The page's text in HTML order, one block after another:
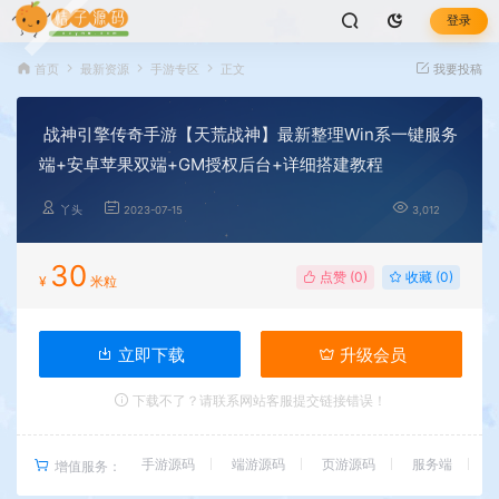
登录
首页 最新资源 手游专区 正文 我要投稿
战神引擎传奇手游【天荒战神】最新整理Win系一键服务
端+安卓苹果双端+GM授权后台+详细搭建教程
丫头 2023-07-15 3,012
¥ 30 米粒 点赞 (0) 收藏 (0)
立即下载 升级会员
下载不了？请联系网站客服提交链接错误！
增值服务： 手游源码 端游源码 页游源码 服务端